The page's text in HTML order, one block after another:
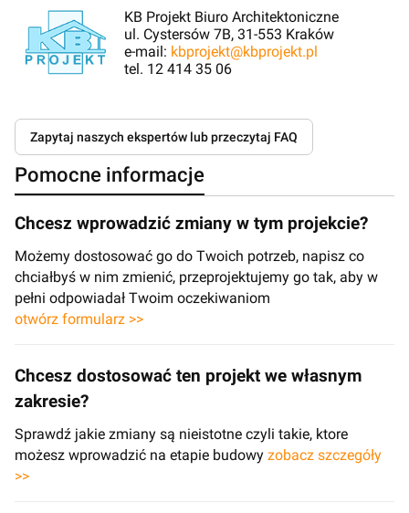
KB Projekt Biuro Architektoniczne
ul. Cystersów 7B, 31-553 Kraków
e-mail: kbprojekt@kbprojekt.pl
tel. 12 414 35 06
Zapytaj naszych ekspertów lub przeczytaj FAQ
Pomocne informacje
Chcesz wprowadzić zmiany w tym projekcie?
Możemy dostosować go do Twoich potrzeb, napisz co
chciałbyś w nim zmienić, przeprojektujemy go tak, aby w
pełni odpowiadał Twoim oczekiwaniom
otwórz formularz >>
Chcesz dostosować ten projekt we własnym
zakresie?
Sprawdź jakie zmiany są nieistotne czyli takie, ktore
możesz wprowadzić na etapie budowy zobacz szczegóły
>>